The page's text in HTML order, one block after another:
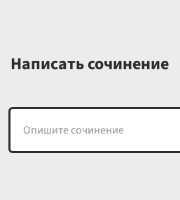
Написать сочинение